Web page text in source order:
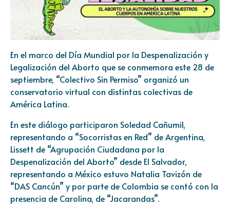
En el marco del Día Mundial por la Despenalización y
Legalización del Aborto que se conmemora este 28 de
septiembre, “Colectivo Sin Permiso” organizó un
conservatorio virtual con distintas colectivas de
América Latina.
En este diálogo participaron Soledad Cañumil,
representando a “Socorristas en Red” de Argentina,
Lissett de “Agrupación Ciudadana por la
Despenalización del Aborto” desde El Salvador,
representando a México estuvo Natalia Tavizón de
“DAS Cancún” y por parte de Colombia se contó con la
presencia de Carolina, de “Jacarandas”.